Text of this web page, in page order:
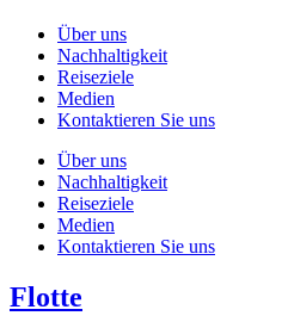
Über uns
Nachhaltigkeit
Reiseziele
Medien
Kontaktieren Sie uns
Über uns
Nachhaltigkeit
Reiseziele
Medien
Kontaktieren Sie uns
Flotte